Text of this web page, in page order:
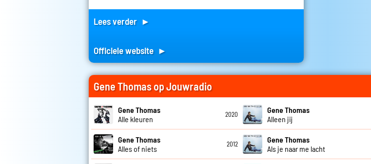
Lees verder ►
Officiele website ►
Gene Thomas op Jouwradio
Gene Thomas
Alle kleuren
2020
Gene Thomas
Alleen jij
Gene Thomas
Alles of niets
2012
Gene Thomas
Als je naar me lacht